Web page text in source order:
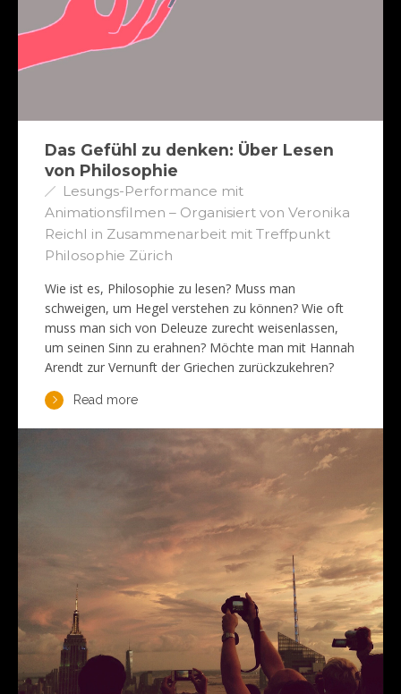
Das Gefühl zu denken: Über Lesen
von Philosophie
Lesungs-Performance mit
Animationsfilmen – Organisiert von Veronika
Reichl in Zusammenarbeit mit Treffpunkt
Philosophie Zürich
Wie ist es, Philosophie zu lesen? Muss man
schweigen, um Hegel verstehen zu können? Wie oft
muss man sich von Deleuze zurecht weisenlassen,
um seinen Sinn zu erahnen? Möchte man mit Hannah
Arendt zur Vernunft der Griechen zurückzukehren?
Read more